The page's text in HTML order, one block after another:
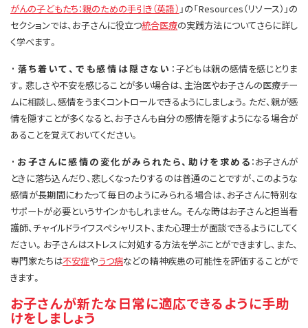
がんの子どもたち：親のための手引き（英語） 」の「Resources（リソース）」の
セクションでは、お子さんに役立つ統合医療の実践方法についてさらに詳し
く学べます。
·落ち着いて、でも感情は隠さない ：子どもは親の感情を感じとりま
す。悲しさや不安を感じることが多い場合は、主治医やお子さんの医療チー
ムに相談し、感情をうまくコントロールできるようにしましょう。ただ、親が感
情を隠すことが多くなると、お子さんも自分の感情を隠すようになる場合が
あることを覚えておいてください。
·お子さんに感情の変化がみられたら、助けを求める ：お子さんが
ときに落ち込んだり、悲しくなったりするのは普通のことですが、このような
感情が長期間にわたって毎日のようにみられる場合は、お子さんに特別な
サポートが必要というサインかもしれません。そんな時はお子さんと担当看
護師、チャイルドライフスペシャリスト、また心理士が面談できるようにしてく
ださい。お子さんはストレスに対処する方法を学ぶことができますし、また、
専門家たちは不安症やうつ病などの精神疾患の可能性を評価することがで
きます。
お子さんが新たな日常に適応できるように手助
けをしましょう